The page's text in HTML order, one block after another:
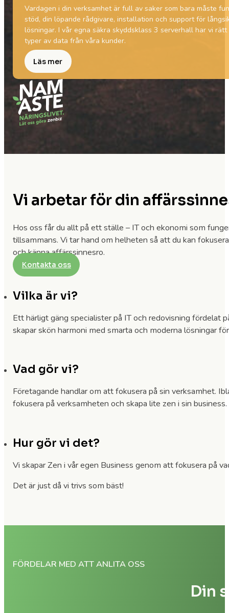
Vardagen i din verksamhet är full av saker som bara måste
stöd, din löpande rådgivare, installation och support för
lösningar. I vår egna säkra skyddsklass 3 serverhall har vi
typer av data från våra kunder.
Läs mer
Vi arbetar för din
Hos oss får du allt på ett ställe – IT och ekonomi som
tillsammans. Vi tar hand om helheten så att du kan
och känna affärssinnesro.
Kontakta oss
Vilka är vi?
Ett härligt gäng specialister på IT och redovisning fördelat
skapar skön harmoni med smarta och moderna lösningar
Vad gör vi?
Företagande handlar om att fokusera på sin verksamhet.
fokusera på verksamheten och skapa lite zen i sin
Hur gör vi det?
Vi skapar Zen i vår egen Business genom att fokusera på
Det är just då vi trivs som bäst!
FÖRDELAR MED ATT ANLITA OSS
Din